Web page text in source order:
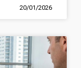
20/01/2026